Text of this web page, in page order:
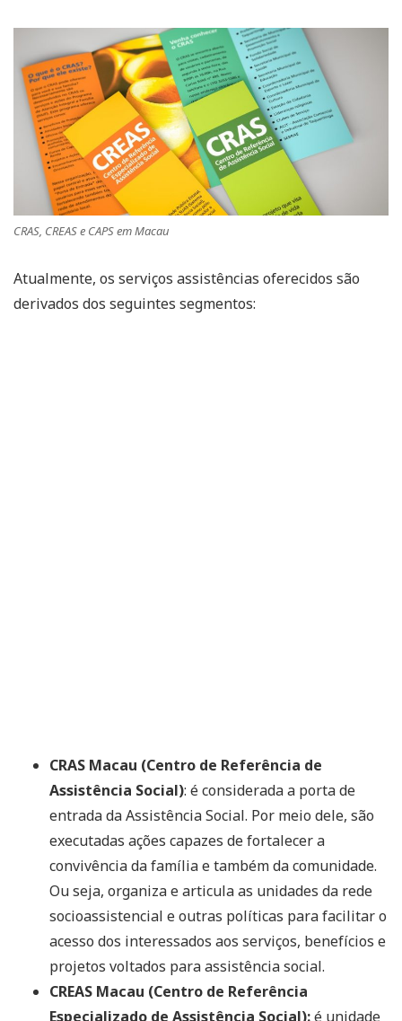
CRAS, CREAS e CAPS em Macau
Atualmente, os serviços assistências oferecidos são
derivados dos seguintes segmentos:
CRAS Macau (Centro de Referência de
Assistência Social): é considerada a porta de
entrada da Assistência Social. Por meio dele, são
executadas ações capazes de fortalecer a
convivência da família e também da comunidade.
Ou seja, organiza e articula as unidades da rede
socioassistencial e outras políticas para facilitar o
acesso dos interessados aos serviços, benefícios e
projetos voltados para assistência social.
CREAS Macau (Centro de Referência
Especializado de Assistência Social):é unidade